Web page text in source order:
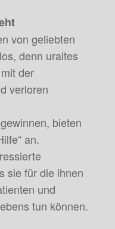
von geliebten
denn uraltes
der
verloren
bieten
an.
sie für die ihnen
und
tun können.